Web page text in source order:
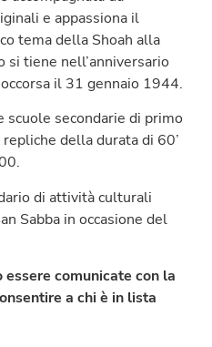
e appassiona il
tema della Shoah alla
si tiene nell’anniversario
il 31 gennaio 1944.
secondarie di primo
della durata di 60’
di attività culturali
Sabba in occasione del
comunicate con la
a chi è in lista